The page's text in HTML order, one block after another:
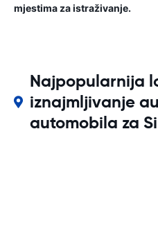
mjestima za istraživanje.
Najpopularnija
iznajmljivanje
automobila za